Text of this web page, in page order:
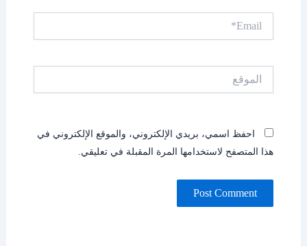
احفظ اسمي، بريدي الإلكتروني، والموقع الإلكتروني في
هذا المتصفح لاستخدامها المرة المقبلة في تعليقي.